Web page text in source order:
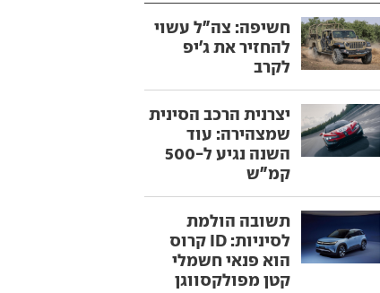
חשיפה: צה"ל עשוי
להחזיר את ג'יפ
לקרב
יצרנית הרכב הסינית
שמצהירה: עוד
השנה נגיע ל-500
קמ"ש
תשובה הולמת
לסיניות: ID קרוס
הוא פנאי חשמלי
קטן מפולקסווגן